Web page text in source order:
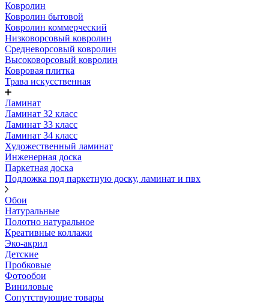
Ковролин
Ковролин бытовой
Ковролин коммерческий
Низковорсовый ковролин
Средневорсовый ковролин
Высоковорсовый ковролин
Ковровая плитка
Трава искусственная
Ламинат
Ламинат 32 класс
Ламинат 33 класс
Ламинат 34 класс
Художественный ламинат
Инженерная доска
Паркетная доска
Подложка под паркетную доску, ламинат и пвх
Обои
Натуральные
Полотно натуральное
Креативные коллажи
Эко-акрил
Детские
Пробковые
Фотообои
Виниловые
Сопутствующие товары